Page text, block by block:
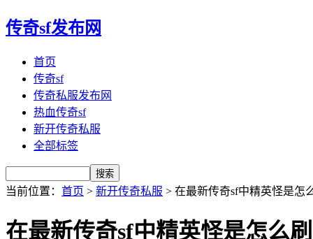
传奇sf发布网
首页
传奇sf
传奇私服发布网
热血传奇sf
新开传奇私服
全部标签
当前位置： 首页 > 新开传奇私服 > 在最新传奇sf中精英怪是怎
在最新传奇sf中精英怪是怎么